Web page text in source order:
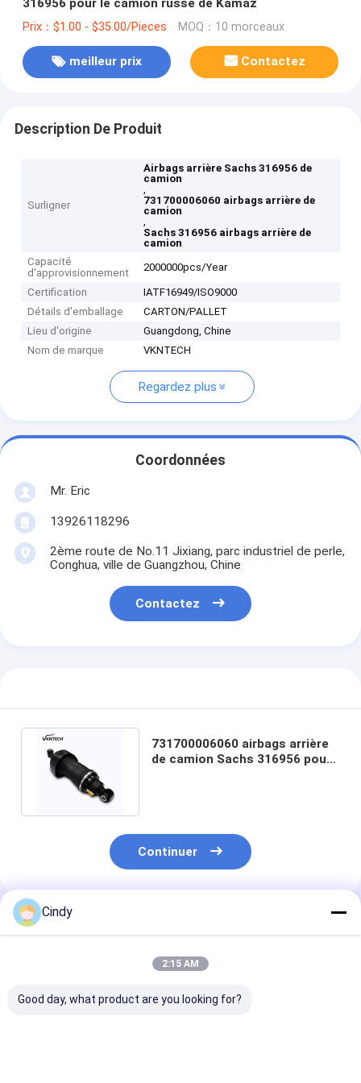
316956 pour le camion russe de Kamaz
Prix：$1.00 - $35.00/Pieces MOQ：10 morceaux
meilleur prix Contactez
Description De Produit
Surligner
Airbags arrière Sachs 316956 de
camion
,
731700006060 airbags arrière de
camion
,
Sachs 316956 airbags arrière de
camion
Capacité
d'approvisionnement
2000000pcs/Year
Certification
IATF16949/ISO9000
Détails d'emballage
CARTON/PALLET
Lieu d'origine
Guangdong, Chine
Nom de marque
VKNTECH
Regardez plus
Coordonnées
Mr. Eric
13926118296
2ème route de No.11 Jixiang, parc industriel de perle,
Conghua, ville de Guangzhou, Chine
Contactez
731700006060 airbags arrière
de camion Sachs 316956 pour
Continuer
Produits Recommandés
Cindy
2:15 AM
Good day, what product are you looking for?